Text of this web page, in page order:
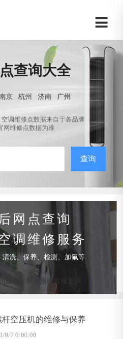
查询大全
京 杭州 济南
广州
调维修点数据来自于各品牌
网维修点数据为准
查询
网点查询
调维修服务
洗、保养、检测、加氟等
服务，如需预约客服直拨：
空压机的维修与保养
9/7 0:00:00